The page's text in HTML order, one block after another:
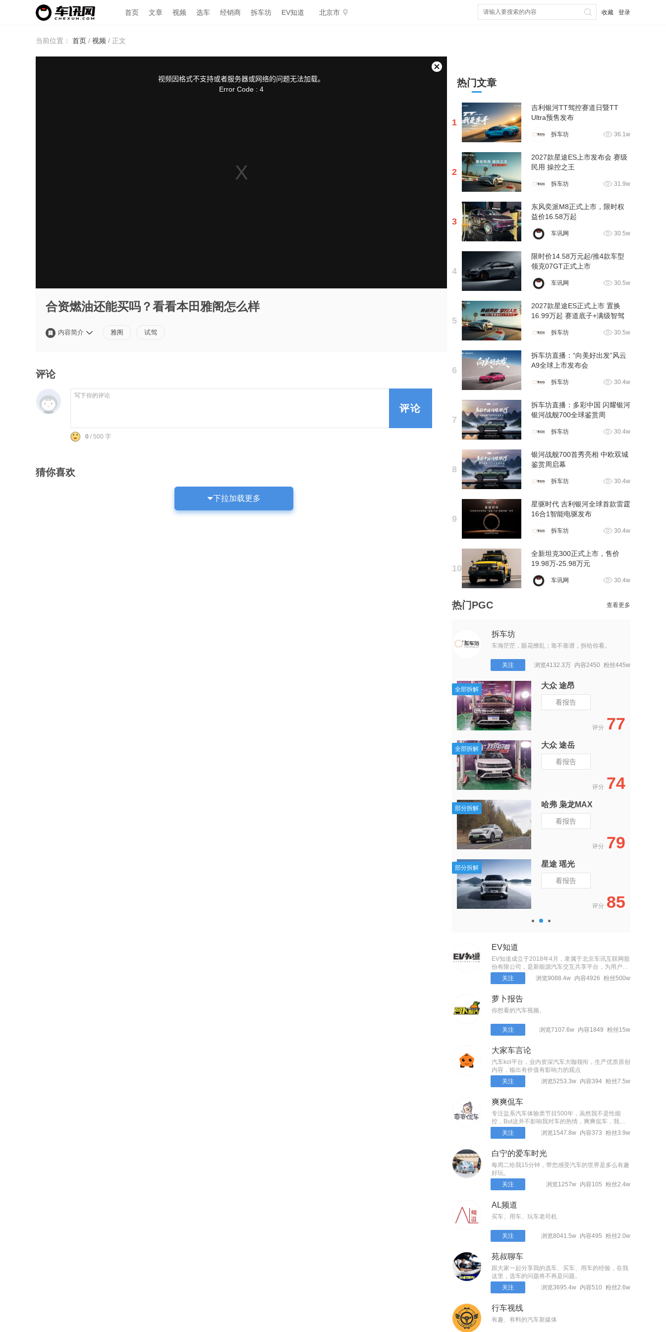
首页 文章 视频 选车 经销商 拆车坊 EV知道 北京市 收藏 登录
当前位置： 首页 / 视频 / 正文
视频因格式不支持或者服务器或网络的问题无法加载。
Error Code : 4
关
合资燃油还能买吗？看看本田雅阁怎么样
内容简介 雅阁 试驾
评论
评论
0 / 500 字
猜你喜欢
下拉加载更多
热门文章
1
吉利银河TT驾控赛道日暨TT
Ultra预售发布
拆车坊 36.1w
2
2027款星途ES上市发布会 赛级
民用 操控之王
拆车坊 31.9w
3
东风奕派M8正式上市，限时权
益价16.58万起
车讯网 30.5w
4
限时价14.58万元起/推4款车型
领克07GT正式上市
车讯网 30.5w
5
2027款星途ES正式上市 置换
16.99万起 赛道底子+满级智驾
拆车坊 30.5w
6
拆车坊直播：“向美好出发”风云
A9全球上市发布会
拆车坊 30.4w
7
拆车坊直播：多彩中国 闪耀银河
银河战舰700全球鉴赏周
拆车坊 30.4w
8
银河战舰700首秀亮相 中欧双城
鉴赏周启幕
拆车坊 30.4w
9
星驱时代 吉利银河全球首款雷霆
16合1智能电驱发布
拆车坊 30.4w
10
全新坦克300正式上市，售价
19.98万-25.98万元
车讯网 30.4w
热门PGC 查看更多
拆车坊
车海茫茫，眼花缭乱；靠不靠谱，拆给你看。
关注 粉丝445w
内容2450
浏览4132.3万
全部拆解 大众 途昂
看报告
评分 77
全部拆解 大众 途岳
看报告
评分 74
部分拆解 哈弗 枭龙MAX
看报告
评分 79
部分拆解 星途 瑶光
看报告
评分 85
EV知道
EV知道成立于2018年4月，隶属于北京车讯互联网股
份有限公司，是新能源汽车交互共享平台，为用户提
供看车、选车、买车、用车等全生命周期的全面、准
确、快捷的一站式服务。
关注 粉丝500w
内容4926
浏览9088.4w
萝卜报告
你想看的汽车视频。
关注 粉丝15w
内容1849
浏览7107.6w
大家车言论
汽车kol平台，业内资深汽车大咖领衔，生产优质原创
内容，输出有价值有影响力的观点
关注
粉丝7.5w
内容394
浏览5253.3w
爽爽侃车
专注盐系汽车体验类节目500年，虽然我不是性能
控，But这并不影响我对车的热情，爽爽侃车，我是
温爽～
关注 粉丝3.9w
内容373
浏览1547.8w
白宁的爱车时光
每周二给我15分钟，带您感受汽车的世界是多么有趣
好玩。
关注
粉丝2.4w
内容105
浏览1257w
AL频道
买车、用车、玩车老司机
关注 粉丝2.0w
内容495
浏览8041.5w
苑叔聊车
跟大家一起分享我的选车、买车、用车的经验，在我
这里，选车的问题将不再是问题。
关注
粉丝2.6w
内容510
浏览3695.4w
行车视线
有趣、有料的汽车新媒体